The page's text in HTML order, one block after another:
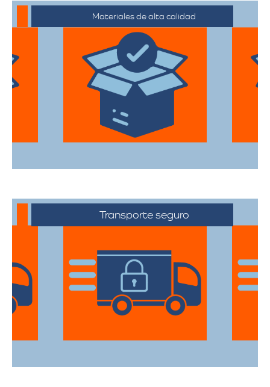
Materiales de alta calidad
Utilizan materiales de embalaje de
primera categoría para garantizar que
todas sus pertenencias estén protegidas
durante el traslado.
Transporte seguro
Los vehículos están equipados con
tecnología avanzada para asegurar que
cada artículo llegue en perfecto estado a
su destino.